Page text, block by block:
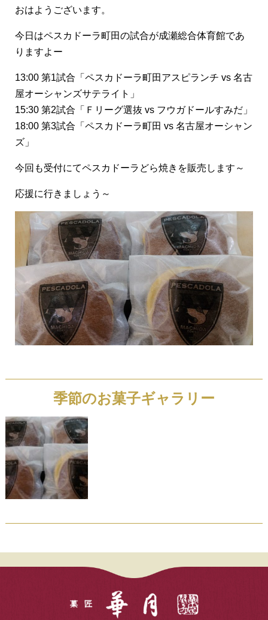
おはようございます。
今日はペスカドーラ町田の試合が成瀬総合体育館であ
りますよー
13:00 第1試合「ペスカドーラ町田アスピランチ vs 名古
屋オーシャンズサテライト」
15:30 第2試合「Ｆリーグ選抜 vs フウガドールすみだ」
18:00 第3試合「ペスカドーラ町田 vs 名古屋オーシャン
ズ」
今回も受付にてペスカドーラどら焼きを販売します～
応援に行きましょう～
季節のお菓子ギャラリー